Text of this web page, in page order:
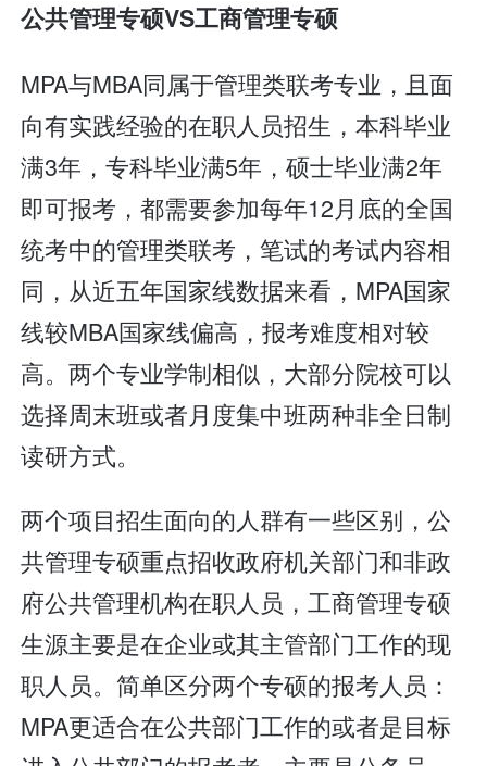
公共管理专硕VS工商管理专硕
MPA与MBA同属于管理类联考专业，且面
向有实践经验的在职人员招生，本科毕业
满3年，专科毕业满5年，硕士毕业满2年
即可报考，都需要参加每年12月底的全国
统考中的管理类联考，笔试的考试内容相
同，从近五年国家线数据来看，MPA国家
线较MBA国家线偏高，报考难度相对较
高。两个专业学制相似，大部分院校可以
选择周末班或者月度集中班两种非全日制
读研方式。
两个项目招生面向的人群有一些区别，公
共管理专硕重点招收政府机关部门和非政
府公共管理机构在职人员，工商管理专硕
生源主要是在企业或其主管部门工作的现
职人员。简单区分两个专硕的报考人员：
MPA更适合在公共部门工作的或者是目标